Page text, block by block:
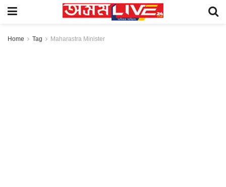
Home Tag Maharastra Minister